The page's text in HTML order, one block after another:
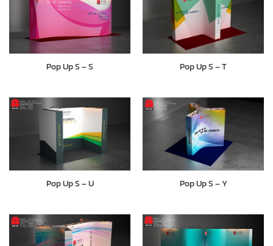
Pop Up S – S Pop Up S – T
Pop Up S – U Pop Up S – Y